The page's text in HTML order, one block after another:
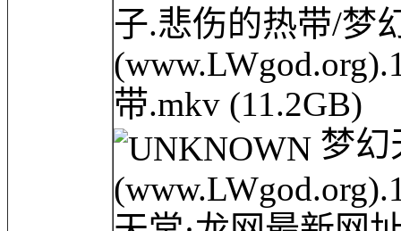
子.悲伤的热带/梦
带.mkv (11.2GB)
梦幻